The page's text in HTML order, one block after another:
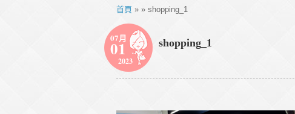
首頁 » » shopping_1
07月
01
2023
shopping_1